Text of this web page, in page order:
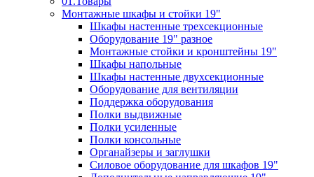
Монтажные шкафы и стойки 19"
Шкафы настенные трехсекционные
Оборудование 19" разное
Монтажные стойки и кронштейны 19"
Шкафы напольные
Шкафы настенные двухсекционные
Оборудование для вентиляции
Поддержка оборудования
Полки выдвижные
Полки усиленные
Полки консольные
Органайзеры и заглушки
Силовое оборудование для шкафов 19"